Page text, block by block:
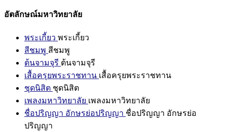
อัตลักษณ์มหาวิทยาลัย
พระเกี้ยว พระเกี้ยว
สีชมพู สีชมพู
ต้นจามจุรี ต้นจามจุรี
เสื้อครุยพระราชทาน เสื้อครุยพระราชทาน
ชุดนิสิต ชุดนิสิต
เพลงมหาวิทยาลัย เพลงมหาวิทยาลัย
ชื่อปริญญา อักษรย่อปริญญา ชื่อปริญญา อักษรย่อ
ปริญญา